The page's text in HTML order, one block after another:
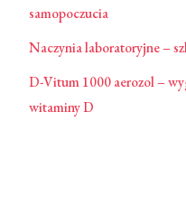
samopoczucia
Naczynia laboratoryjne –
D-Vitum 1000 aerozol –
witaminy D